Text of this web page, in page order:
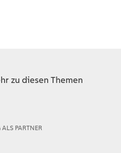
zu diesen Themen
PARTNER